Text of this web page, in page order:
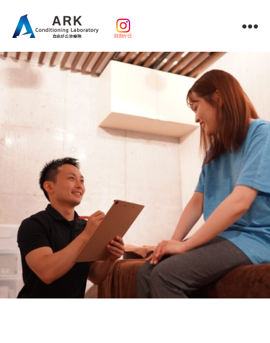
ー
ソ
レ
ー
体・
鍼
灸・
マ
ッ
サ
ー
自由が丘